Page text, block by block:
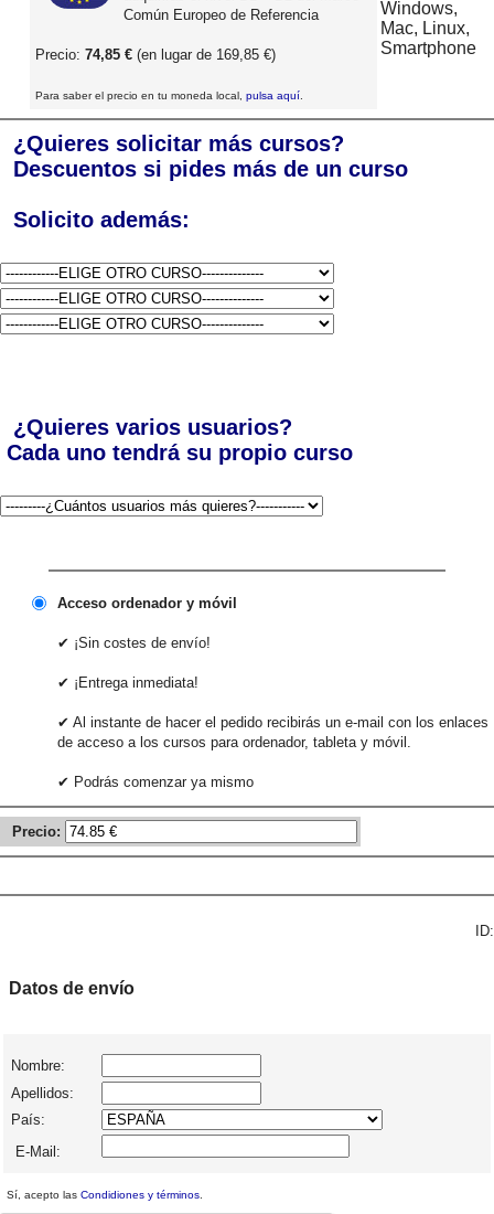
Común Europeo de Referencia
Precio: 74,85 € (en lugar de 169,85 €)
Para saber el precio en tu moneda local, pulsa aquí
¿Quieres solicitar más cursos?
Descuentos si pides más de un curso
Solicito además:
¿Quieres varios usuarios?
Cada uno tendrá su propio curso
Acceso ordenador y móvil
✔ ¡Sin costes de envío!
✔ ¡Entrega inmediata!
✔ Al instante de hacer el pedido recibirás un e-mail con los enlaces
de acceso a los cursos para ordenador, tableta y móvil.
✔ Podrás comenzar ya mismo
Precio:
ID:
Datos de envío
Nombre:
Apellidos:
País:
E-Mail:
Sí, acepto las Condidiones y términos